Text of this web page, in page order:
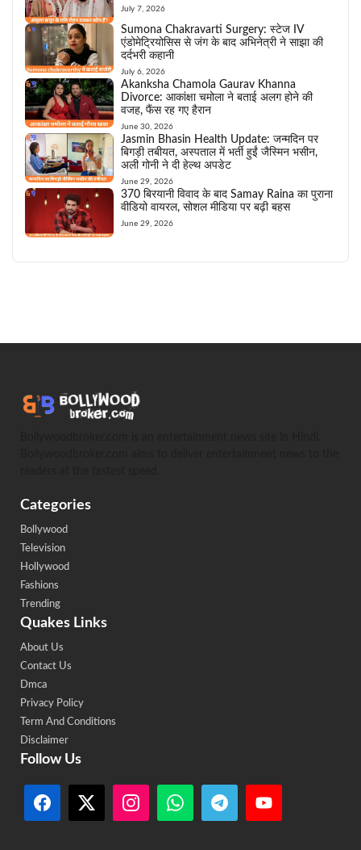
July 7, 2026
Sumona Chakravarti Surgery: स्टेज IV
एंडोमेट्रियोसिस से जंग के बाद अभिनेत्री ने साझा की
दर्दभरी कहानी
July 6, 2026
Akanksha Chamola Gaurav Khanna
Divorce: आकांक्षा चमोला ने बताई अलग होने की
वजह, फैंस रह गए हैरान
June 30, 2026
Jasmin Bhasin Health Update: जन्मदिन पर
बिगड़ी तबीयत, अस्पताल में भर्ती हुईं जैस्मिन भसीन,
अली गोनी ने दी हेल्थ अपडेट
June 29, 2026
370 बिरयानी विवाद के बाद Samay Raina का पुराना
वीडियो वायरल, सोशल मीडिया पर बढ़ी बहस
June 29, 2026
Categories
Bollywood
Television
Hollywood
Fashions
Trending
Quakes Links
About Us
Contact Us
Dmca
Privacy Policy
Term And Conditions
Disclaimer
Follow Us